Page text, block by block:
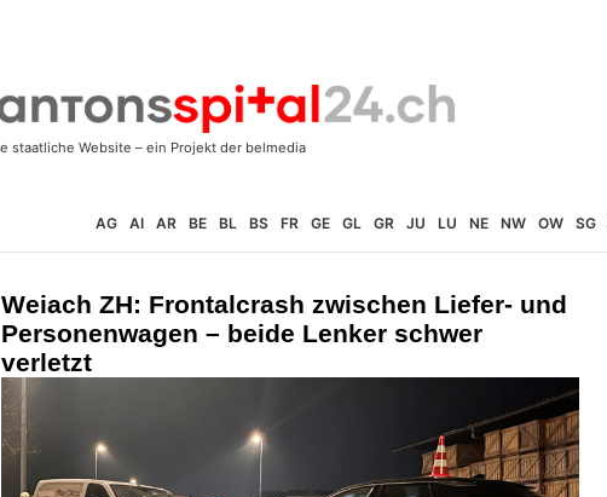
AG AI AR BE BL BS FR GE GL GR JU LU NE NW OW SG
Weiach ZH: Frontalcrash zwischen Liefer- und
Personenwagen – beide Lenker schwer
verletzt